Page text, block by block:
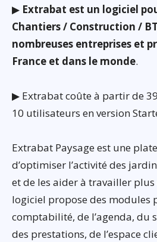
▶ Extrabat est un logiciel
Chantiers / Construction /
nombreuses entreprises et
France et dans le monde.
▶ Extrabat coûte à partir de
10 utilisateurs en version
Extrabat Paysage est une
d’optimiser l’activité des
et de les aider à travailler plus
logiciel propose des modules
comptabilité, de l’agenda, du
des prestations, de l’espace